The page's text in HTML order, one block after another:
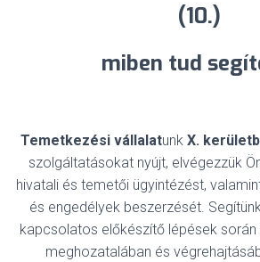
(10.)
miben tud
Temetkezési vállalatunk X.
szolgáltatásokat nyújt, elvégezzük
hivatali és temetői ügyintézést,
és engedélyek beszerzését.
kapcsolatos előkészítő lépések
meghozatalában és